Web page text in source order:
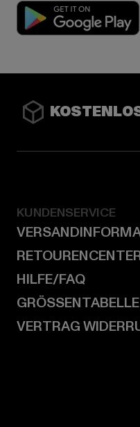
KUNDENSERVICE
HILFE/FAQ
GRÖSSENTABELLE
VERTRAG